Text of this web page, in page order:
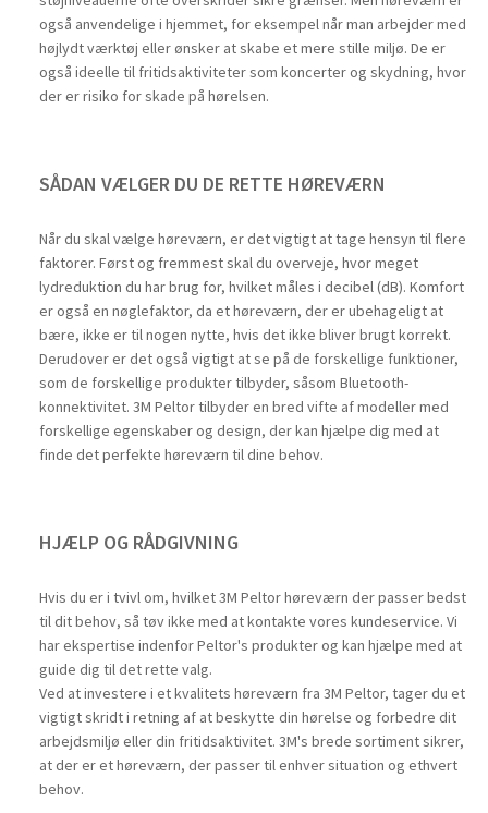
også anvendelige i hjemmet, for eksempel når man arbejder med
højlydt værktøj eller ønsker at skabe et mere stille miljø. De er
også ideelle til fritidsaktiviteter som koncerter og skydning, hvor
der er risiko for skade på hørelsen.
SÅDAN VÆLGER DU DE RETTE HØREVÆRN
Når du skal vælge høreværn, er det vigtigt at tage hensyn til flere
faktorer. Først og fremmest skal du overveje, hvor meget
lydreduktion du har brug for, hvilket måles i decibel (dB). Komfort
er også en nøglefaktor, da et høreværn, der er ubehageligt at
bære, ikke er til nogen nytte, hvis det ikke bliver brugt korrekt.
Derudover er det også vigtigt at se på de forskellige funktioner,
som de forskellige produkter tilbyder, såsom Bluetooth-
konnektivitet. 3M Peltor tilbyder en bred vifte af modeller med
forskellige egenskaber og design, der kan hjælpe dig med at
finde det perfekte høreværn til dine behov.
HJÆLP OG RÅDGIVNING
Hvis du er i tvivl om, hvilket 3M Peltor høreværn der passer bedst
til dit behov, så tøv ikke med at kontakte vores kundeservice. Vi
har ekspertise indenfor Peltor's produkter og kan hjælpe med at
guide dig til det rette valg.
Ved at investere i et kvalitets høreværn fra 3M Peltor, tager du et
vigtigt skridt i retning af at beskytte din hørelse og forbedre dit
arbejdsmiljø eller din fritidsaktivitet. 3M's brede sortiment sikrer,
at der er et høreværn, der passer til enhver situation og ethvert
behov.